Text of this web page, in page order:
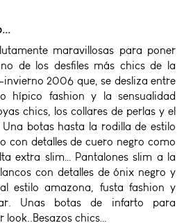
maravillosas para poner
de los desfiles más chics de la
2006 que, se desliza entre
hípico fashion y la sensualidad
chics, los collares de perlas y el
botas hasta la rodilla de estilo
con detalles de cuero negro como
extra slim… Pantalones slim a la
con detalles de ónix negro y
estilo amazona, fusta fashion y
Unas botas de infarto para
look..Besazos chics…